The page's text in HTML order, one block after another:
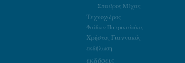
Σταύρος Μίχας
Τεχνοχώρος
Φαίδων Πατρικαλάκις
Χρήστος Γιαννακός
εκδήλωση
εκδόσεις